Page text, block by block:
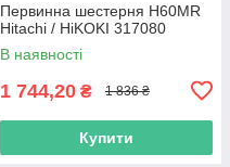
Первинна шестерня H60MR
Hitachi / HiKOKI 317080
В наявності
1 744,20 ₴ 1 836 ₴
Купити